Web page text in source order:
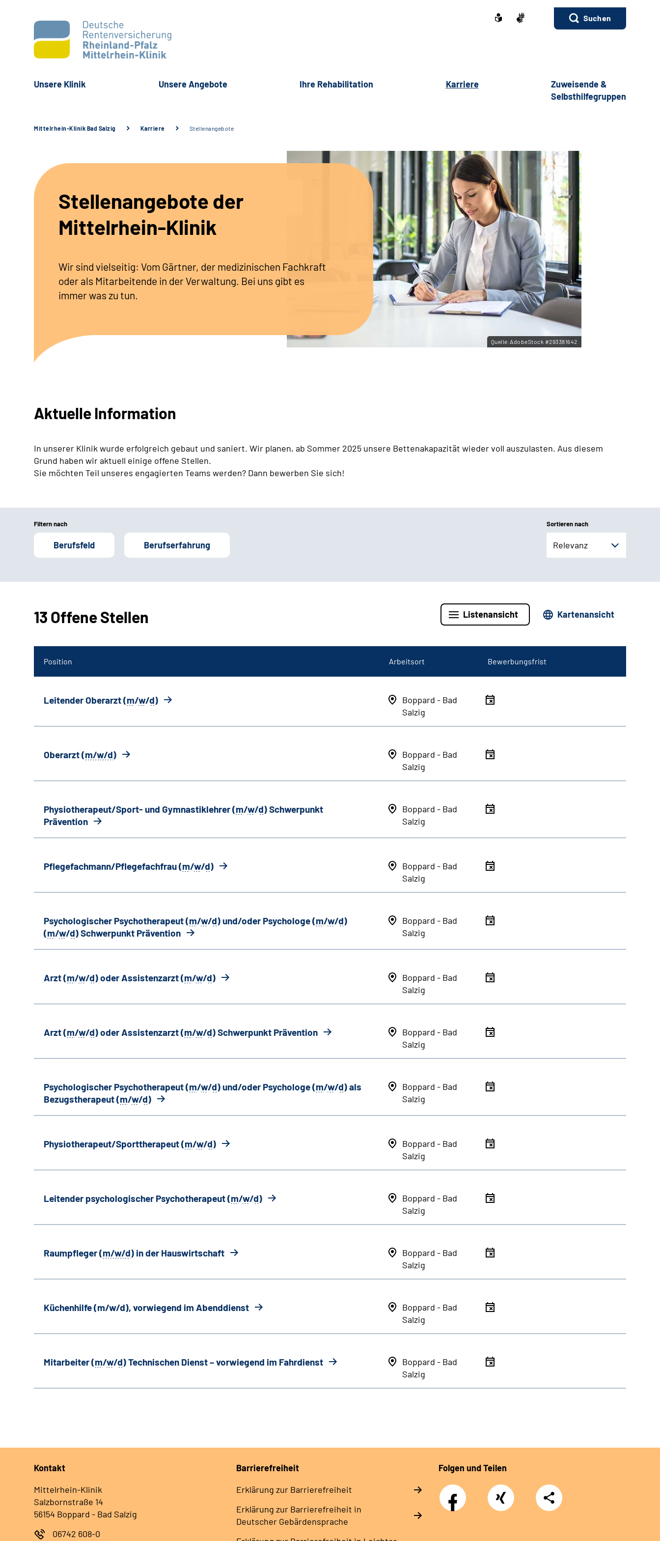
Suchen
Unsere Klinik Unsere Angebote Ihre Rehabilitation Karriere
Zuweisende &
Selbsthilfegruppen
Mittelrhein-Klinik Bad Salzig Karriere Stellenangebote
Stellenangebote der
Mittelrhein-Klinik
Wir sind vielseitig: Vom Gärtner, der medizinischen Fachkraft
oder als Mitarbeitende in der Verwaltung. Bei uns gibt es
immer was zu tun.
Quelle:AdobeStock #293381642
Aktuelle Information
In unserer Klinik wurde erfolgreich gebaut und saniert. Wir planen, ab Sommer 2025 unsere Bettenakapazität wieder voll auszulasten. Aus diesem
Grund haben wir aktuell einige offene Stellen.
Sie möchten Teil unseres engagierten Teams werden? Dann bewerben Sie sich!
Filtern nach
Berufsfeld Berufserfahrung
Sortieren nach
Relevanz
13 Offene Stellen Listenansicht Kartenansicht
Position Arbeitsort Bewerbungsfrist
Leitender Oberarzt (m/w/d)
Boppard - Bad
Salzig
Oberarzt (m/w/d)
Boppard - Bad
Salzig
Physiotherapeut/Sport- und Gymnastiklehrer (m/w/d) Schwerpunkt
Prävention
Boppard - Bad
Salzig
Pflegefachmann/Pflegefachfrau (m/w/d)
Boppard - Bad
Salzig
Psychologischer Psychotherapeut (m/w/d) und/oder Psychologe (m/w/d)
(m/w/d) Schwerpunkt Prävention
Boppard - Bad
Salzig
Arzt (m/w/d) oder Assistenzarzt (m/w/d)
Boppard - Bad
Salzig
Arzt (m/w/d) oder Assistenzarzt (m/w/d) Schwerpunkt Prävention
Boppard - Bad
Salzig
Psychologischer Psychotherapeut (m/w/d) und/oder Psychologe (m/w/d) als
Bezugstherapeut (m/w/d)
Boppard - Bad
Salzig
Physiotherapeut/Sporttherapeut (m/w/d)
Boppard - Bad
Salzig
Leitender psychologischer Psychotherapeut (m/w/d)
Boppard - Bad
Salzig
Raumpfleger (m/w/d) in der Hauswirtschaft
Boppard - Bad
Salzig
Küchenhilfe (m/w/d), vorwiegend im Abenddienst
Boppard - Bad
Salzig
Mitarbeiter (m/w/d) Technischen Dienst – vorwiegend im Fahrdienst
Boppard - Bad
Salzig
Kontakt
Mittelrhein-Klinik
Salzbornstraße 14
56154 Boppard - Bad Salzig
06742 608-0
Barrierefreiheit
Erklärung zur Barrierefreiheit
Erklärung zur Barrierefreiheit in
Deutscher Gebärdensprache
Folgen und Teilen
Facebook Xing
Teilen